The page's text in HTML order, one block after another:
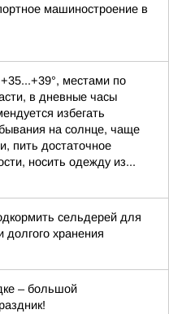
машиностроение в
местами по
в дневные часы
избегать
на солнце, чаще
пить достаточное
носить одежду из...
сельдерей для
долгого хранения
– большой